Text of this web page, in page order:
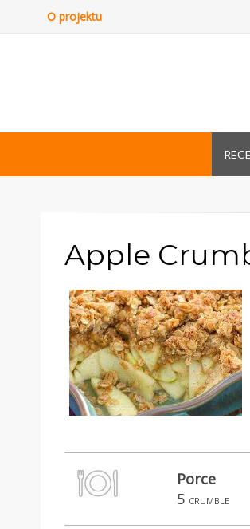
O projektu
Apple
Porce
5 crumble